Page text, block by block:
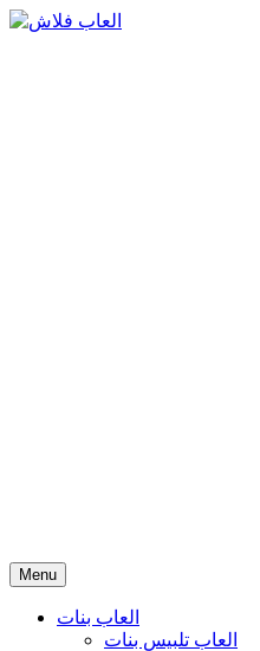
Menu
العاب بنات
العاب تلبيس بنات